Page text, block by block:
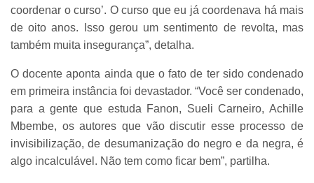
coordenar o curso’. O curso que eu já coordenava há mais
de oito anos. Isso gerou um sentimento de revolta, mas
também muita insegurança”, detalha.
O docente aponta ainda que o fato de ter sido condenado
em primeira instância foi devastador. “Você ser condenado,
para a gente que estuda Fanon, Sueli Carneiro, Achille
Mbembe, os autores que vão discutir esse processo de
invisibilização, de desumanização do negro e da negra, é
algo incalculável. Não tem como ficar bem”, partilha.